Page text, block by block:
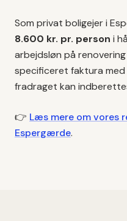
Som privat boligejer i
8.600 kr. pr. person i
arbejdsløn på
specificeret faktura
fradraget kan
👉 Læs mere om vores
Espergærde.